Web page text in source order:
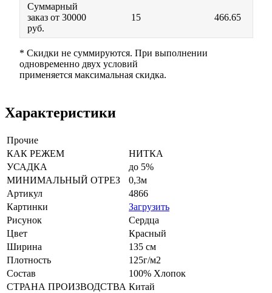
Суммарный
заказ от 30000
руб.
15 466.65
* Скидки не суммируются. При выполнении
одновременно двух условий
применяется максимальная скидка.
Характеристики
Прочие
КАК РЕЖЕМ
НИТКА
УСАДКА
до 5%
МИНИМАЛЬНЫЙ ОТРЕЗ
0,3м
Артикул
4866
Картинки
Загрузить
Рисунок
Сердца
Цвет
Красный
Ширина
135 см
Плотность
125г/м2
Состав
100% Хлопок
СТРАНА ПРОИЗВОДСТВА Китай